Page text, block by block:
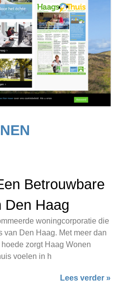
Betrouwbare
Den Haag
woningcorporatie die
van Den Haag. Met meer dan
zorgt Haag Wonen
voelen in h
Lees verder »